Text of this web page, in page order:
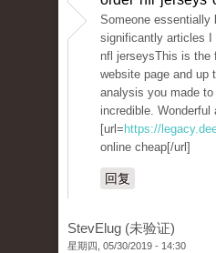
Someone essentially
significantly articles I
nfl jerseysThis is the
website page and up
analysis you made
incredible. Wonderful
[url= https://
online cheap[/url]
回复
StevElug (未验证)
星期四, 05/30/2019 - 14:30